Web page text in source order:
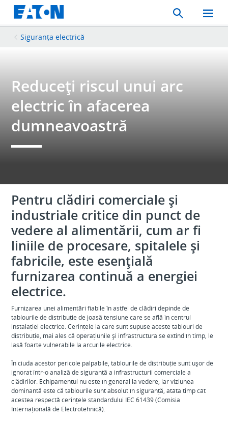
Search
Toggle
Mobile
Siguranța electrică
Reduceți riscul unui arc
electric în afacerea
dumneavoastră
Pentru clădiri comerciale și
industriale critice din punct de
vedere al alimentării, cum ar fi
liniile de procesare, spitalele și
fabricile, este esențială
furnizarea continuă a energiei
electrice.
Furnizarea unei alimentări fiabile în astfel de clădiri depinde de
tablourile de distribuție de joasă tensiune care se află în centrul
instalației electrice. Cerințele la care sunt supuse aceste tablouri de
distribuție, mai ales că operațiunile și infrastructura se extind în timp, le
lasă foarte vulnerabile la arcurile electrice.
În ciuda acestor pericole palpabile, tablourile de distribuție sunt ușor de
ignorat într-o analiză de siguranță a infrastructurii comerciale a
clădirilor. Echipamentul nu este în general la vedere, iar viziunea
dominantă este că tablourile sunt absolut în siguranță, atâta timp cât
acestea respectă cerințele standardului IEC 61439 (Comisia
Internațională de Electrotehnică).